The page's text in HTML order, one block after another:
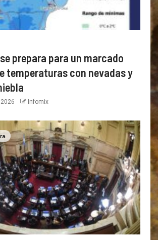
prepara para un marcado
temperaturas con nevadas y
Infomix